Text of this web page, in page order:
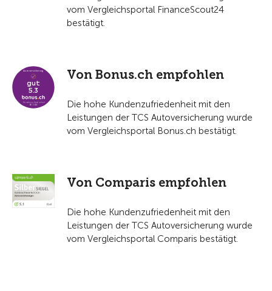
vom Vergleichsportal FinanceScout24
bestätigt.
Von Bonus.ch empfohlen
Die hohe Kundenzufriedenheit mit den
Leistungen der TCS Autoversicherung wurde
vom Vergleichsportal Bonus.ch bestätigt.
Von Comparis empfohlen
Die hohe Kundenzufriedenheit mit den
Leistungen der TCS Autoversicherung wurde
vom Vergleichsportal Comparis bestätigt.